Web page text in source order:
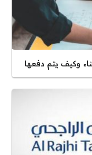
وكيف يتم دفعها